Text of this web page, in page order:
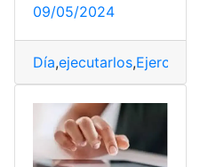
momento09/05/2024
Día,ejecutarlos,Ejercicios